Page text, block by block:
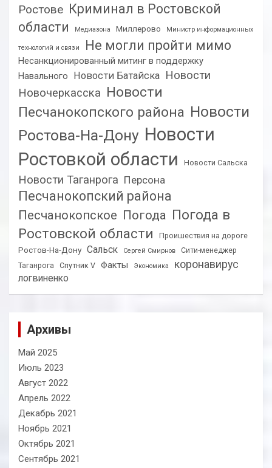
Ростове Криминал в Ростовской
области
Медиазона Миллерово Министр информационных
технологий и связи Не могли пройти мимо
Несанкционированный митинг в поддержку
Навального
Новости Батайска Новости
Новочеркасска Новости
Песчанокопского района Новости
Ростова-На-Дону Новости
Ростовкой области
Новости Сальска
Новости Таганрога Персона
Песчанокопский района
Песчанокопское Погода Погода в
Ростовской области
Проишествия на дороге
Ростов-На-Дону Сальск Сергей Смирнов
Сити-менеджер
Таганрога
Спутник V Факты Экономика коронавирус
логвиненко
Архивы
Май 2025
Июль 2023
Август 2022
Апрель 2022
Декабрь 2021
Ноябрь 2021
Октябрь 2021
Сентябрь 2021